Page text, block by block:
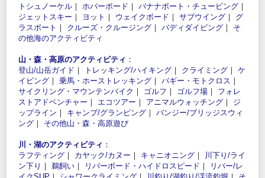
トシュノーケル ｜ ホバーボード ｜ バナナボート・チュービング ｜
ジェットスキー ｜ ヨット ｜ ウェイクボード ｜ サブウイング ｜ グ
ラスボート ｜ クルーズ・クルージング ｜ バディダイビング ｜ そ
の他海のアクティビティ
山・森・高原のアクティビティ ：
登山/山岳ガイド ｜ トレッキング/ハイキング ｜ クライミング ｜ ケ
イビング ｜ 乗馬・ホーストレッキング ｜ バギー・モトクロス ｜
サイクリング・マウンテンバイク ｜ ゴルフ ｜ ゴルフ場 ｜ フォレ
ストアドベンチャー ｜ エコツアー ｜ アニマルウォッチング ｜ ジ
ップライン ｜ キャンプ/グランピング ｜ バンジー/ブリッジスウィ
ング ｜ その他山・森・高原遊び
川・湖のアクティビティ ：
ラフティング ｜ カヤック/カヌー ｜ キャニオニング ｜
川下り/ライ
ン下り ｜ 鵜飼い ｜ リバーボード・ハイドロスピード ｜
リバー/レ